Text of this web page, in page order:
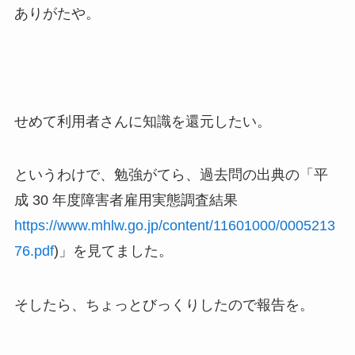
ありがたや。
せめて利用者さんに知識を還元したい。
というわけで、勉強がてら、過去問の出典の「平
成 30 年度障害者雇用実態調査結果
https://www.mhlw.go.jp/content/11601000/0005213
76.pdf)」を見てました。
そしたら、ちょっとびっくりしたので報告を。